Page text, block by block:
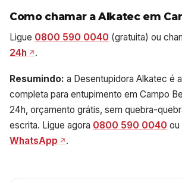
Como chamar a Alkatec em
Ligue 0800 590 0040 (gratuita) ou
24h
.
Resumindo: a Desentupidora Alkatec é
completa para entupimento em Campo
24h, orçamento grátis, sem quebra-
escrita. Ligue agora 0800 590 0040 ou
WhatsApp
.